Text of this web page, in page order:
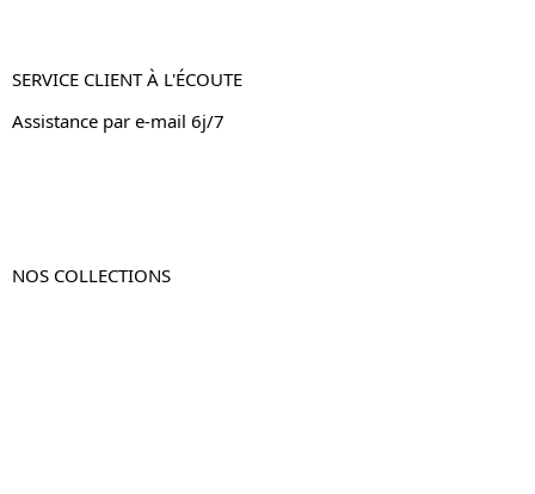
SERVICE CLIENT À L'ÉCOUTE
Assistance par e-mail 6j/7
NOS COLLECTIONS